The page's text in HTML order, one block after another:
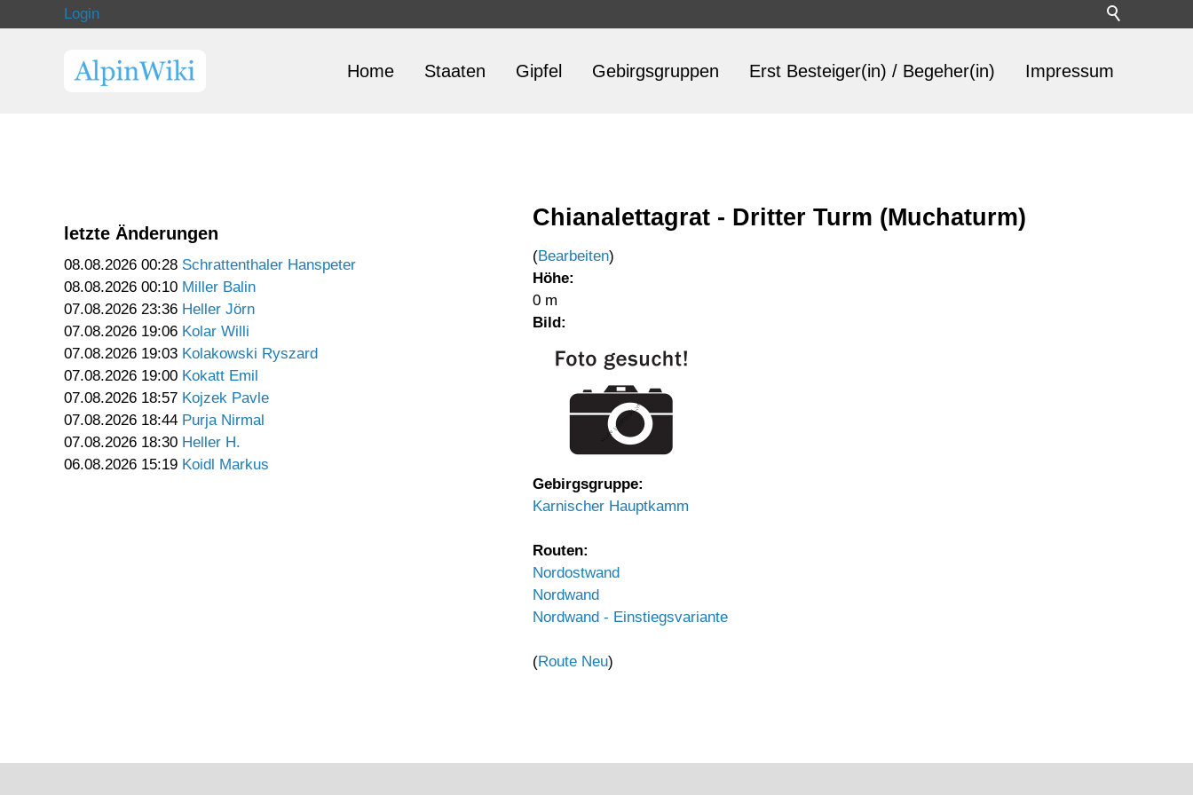
Login
Home Staaten Gipfel Gebirgsgruppen Erst Besteiger(in) / Begeher(in) Impressum
letzte Änderungen
08.08.2026 00:28 Schrattenthaler Hanspeter
08.08.2026 00:10 Miller Balin
07.08.2026 23:36 Heller Jörn
07.08.2026 19:06 Kolar Willi
07.08.2026 19:03 Kolakowski Ryszard
07.08.2026 19:00 Kokatt Emil
07.08.2026 18:57 Kojzek Pavle
07.08.2026 18:44 Purja Nirmal
07.08.2026 18:30 Heller H.
06.08.2026 15:19 Koidl Markus
Chianalettagrat - Dritter Turm (Muchaturm)
(Bearbeiten)
Höhe:
0 m
Bild:
Gebirgsgruppe:
Karnischer Hauptkamm
Routen:
Nordostwand
Nordwand
Nordwand - Einstiegsvariante
(Route Neu)